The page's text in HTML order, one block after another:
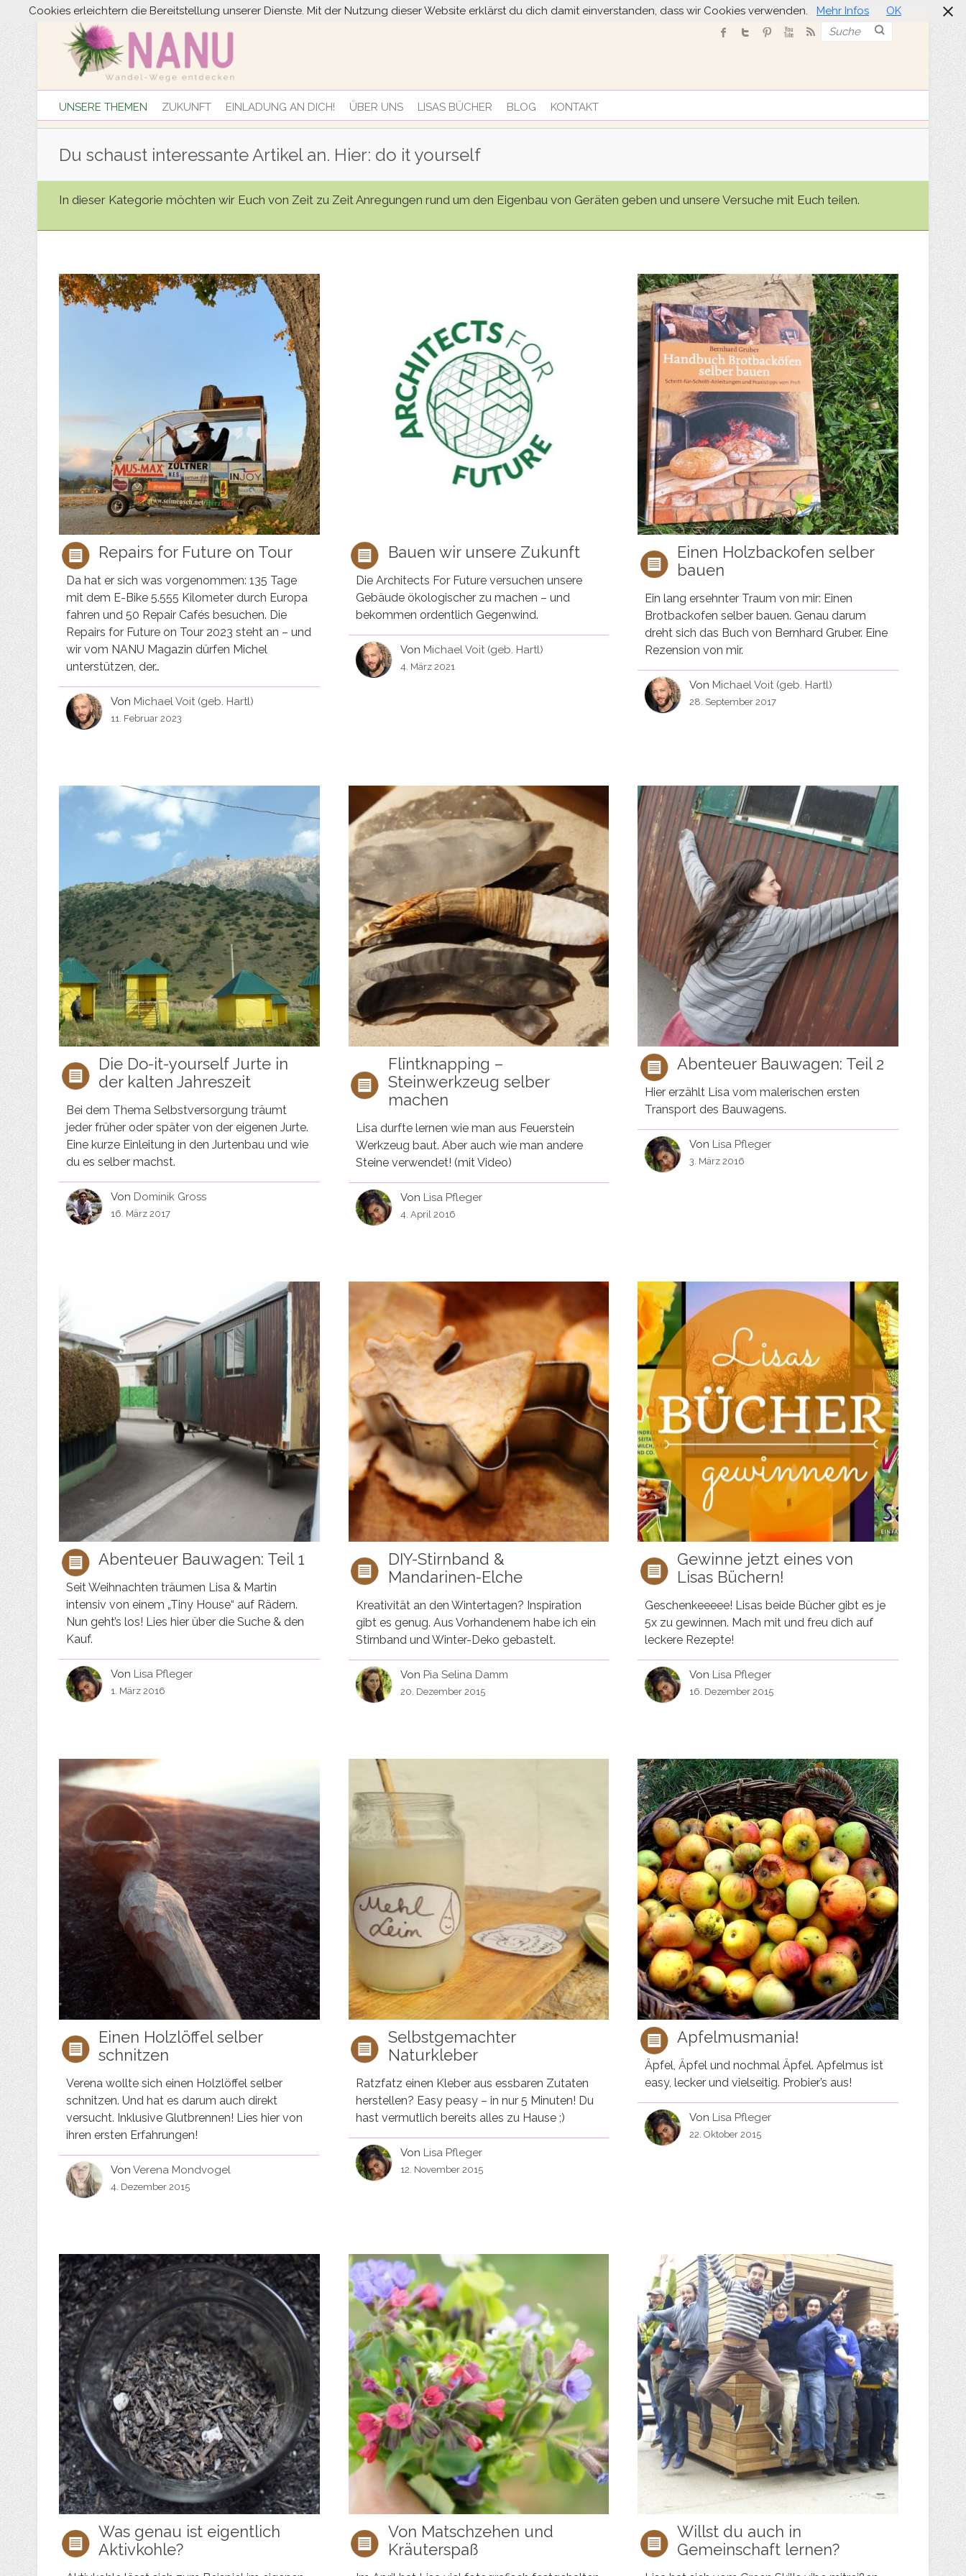
Suche
UNSERE THEMEN ZUKUNFT EINLADUNG AN DICH! ÜBER UNS LISAS BÜCHER BLOG KONTAKT
Du schaust interessante Artikel an. Hier: do it yourself
In dieser Kategorie möchten wir Euch von Zeit zu Zeit Anregungen rund um den Eigenbau von Geräten geben und unsere Versuche mit Euch teilen.
Repairs for Future on Tour
Da hat er sich was vorgenommen: 135 Tage
mit dem E-Bike 5.555 Kilometer durch Europa
fahren und 50 Repair Cafés besuchen. Die
Repairs for Future on Tour 2023 steht an – und
wir vom NANU Magazin dürfen Michel
unterstützen, der…
Von Michael Voit (geb. Hartl)
11. Februar 2023
Bauen wir unsere Zukunft
Die Architects For Future versuchen unsere
Gebäude ökologischer zu machen – und
bekommen ordentlich Gegenwind.
Von Michael Voit (geb. Hartl)
4. März 2021
Einen Holzbackofen selber
bauen
Ein lang ersehnter Traum von mir: Einen
Brotbackofen selber bauen. Genau darum
dreht sich das Buch von Bernhard Gruber. Eine
Rezension von mir.
Von Michael Voit (geb. Hartl)
28. September 2017
Die Do-it-yourself Jurte in
der kalten Jahreszeit
Bei dem Thema Selbstversorgung träumt
jeder früher oder später von der eigenen Jurte.
Eine kurze Einleitung in den Jurtenbau und wie
du es selber machst.
Von Dominik Gross
16. März 2017
Flintknapping –
Steinwerkzeug selber
machen
Lisa durfte lernen wie man aus Feuerstein
Werkzeug baut. Aber auch wie man andere
Steine verwendet! (mit Video)
Von Lisa Pfleger
4. April 2016
Abenteuer Bauwagen: Teil 2
Hier erzählt Lisa vom malerischen ersten
Transport des Bauwagens.
Von Lisa Pfleger
3. März 2016
Abenteuer Bauwagen: Teil 1
Seit Weihnachten träumen Lisa & Martin
intensiv von einem „Tiny House“ auf Rädern.
Nun geht’s los! Lies hier über die Suche & den
Kauf.
Von Lisa Pfleger
1. März 2016
DIY-Stirnband &
Mandarinen-Elche
Kreativität an den Wintertagen? Inspiration
gibt es genug. Aus Vorhandenem habe ich ein
Stirnband und Winter-Deko gebastelt.
Von Pia Selina Damm
20. Dezember 2015
Gewinne jetzt eines von
Lisas Büchern!
Geschenkeeeee! Lisas beide Bücher gibt es je
5x zu gewinnen. Mach mit und freu dich auf
leckere Rezepte!
Von Lisa Pfleger
16. Dezember 2015
Einen Holzlöffel selber
schnitzen
Verena wollte sich einen Holzlöffel selber
schnitzen. Und hat es darum auch direkt
versucht. Inklusive Glutbrennen! Lies hier von
ihren ersten Erfahrungen!
Von Verena Mondvogel
4. Dezember 2015
Selbstgemachter
Naturkleber
Ratzfatz einen Kleber aus essbaren Zutaten
herstellen? Easy peasy – in nur 5 Minuten! Du
hast vermutlich bereits alles zu Hause ;)
Von Lisa Pfleger
12. November 2015
Apfelmusmania!
Äpfel, Äpfel und nochmal Äpfel. Apfelmus ist
easy, lecker und vielseitig. Probier’s aus!
Von Lisa Pfleger
22. Oktober 2015
Was genau ist eigentlich
Aktivkohle?
Von Matschzehen und
Kräuterspaß
Willst du auch in
Gemeinschaft lernen?
Cookies erleichtern die Bereitstellung unserer Dienste. Mit der Nutzung dieser Website erklärst du dich damit einverstanden, dass wir Cookies verwenden. Mehr Infos OK